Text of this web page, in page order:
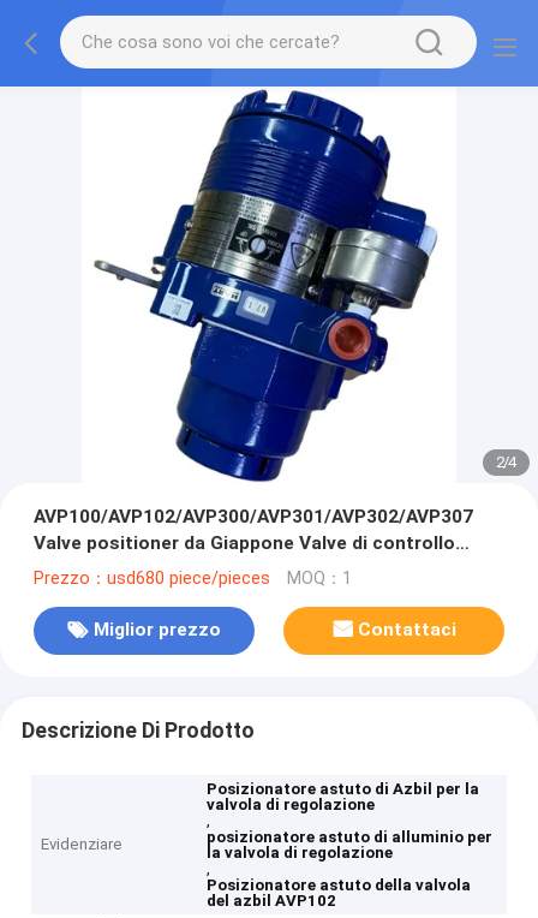
2/4
AVP100/AVP102/AVP300/AVP301/AVP302/AVP307
Valve positioner da Giappone Valve di controllo
pneumatica con posizionatore e
Prezzo：usd680 piece/pieces MOQ：1
Miglior prezzo Contattaci
Descrizione Di Prodotto
Evidenziare
Posizionatore astuto di Azbil per la
valvola di regolazione
,
posizionatore astuto di alluminio per
la valvola di regolazione
,
Posizionatore astuto della valvola
del azbil AVP102